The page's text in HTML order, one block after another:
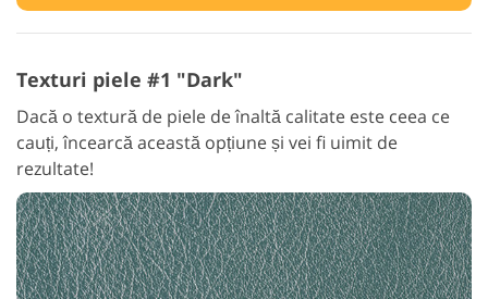
Texturi piele #1 "Dark"
Dacă o textură de piele de înaltă calitate este ceea ce
cauți, încearcă această opțiune și vei fi uimit de
rezultate!